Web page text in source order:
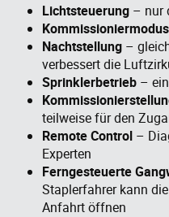
Lichtsteuerung – nur
Kommissioniermodus
Nachtstellung –
verbessert die
Sprinklerbetrieb –
teilweise für den
Remote Control –
Experten
Ferngesteuerte
Staplerfahrer kann
Anfahrt öffnen